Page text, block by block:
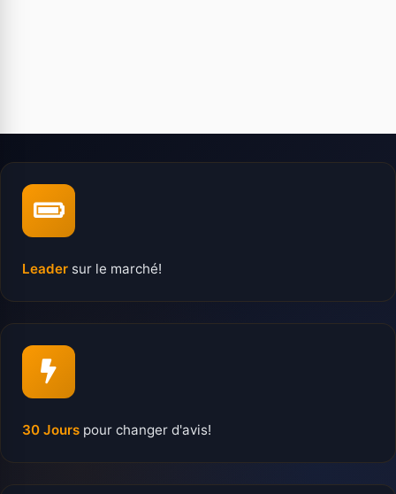
Leader sur le marché!
30 Jours pour changer d'avis!